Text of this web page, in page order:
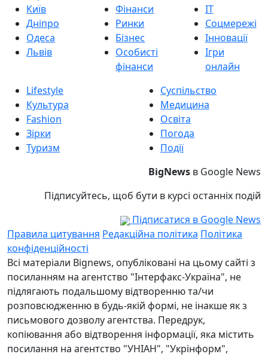
Київ
Дніпро
Одеса
Львів
Фінанси
Ринки
Бізнес
Особисті
фінанси
IT
Соцмережі
Інновації
Ігри
онлайн
Lifestyle
Культура
Fashion
Зірки
Туризм
Суспільство
Медицина
Освіта
Погода
Події
BigNews в Google News
Підписуйтесь, щоб бути в курсі останніх подій
Підписатися в Google News
Правила цитування Редакційна політика Політика
конфіденційності
Всі матеріали Bignews, опубліковані на цьому сайті з
посиланням на агентство "Інтерфакс-Україна", не
підлягають подальшому відтворенню та/чи
розповсюдженню в будь-якій формі, не інакше як з
письмового дозволу агентства. Передрук,
копіювання або відтворення інформації, яка містить
посилання на агентство "УНІАН", "Укрінформ",